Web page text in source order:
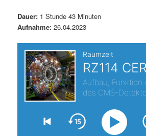
l
t
s
p
h
a
l
t
Dauer: 1 Stunde 43 Minuten
Aufnahme: 26.04.2023